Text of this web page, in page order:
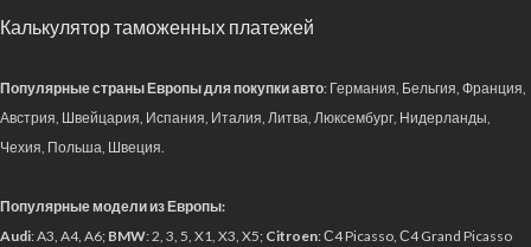
Калькулятор таможенных платежей
Популярные страны Европы для покупки авто: Германия, Бельгия, Франция,
Австрия, Швейцария, Испания, Италия, Литва, Люксембург, Нидерланды,
Чехия, Польша, Швеция.
Популярные модели из Европы:
Audi: A3, A4, A6; BMW: 2, 3, 5, X1, X3, X5; Citroen: С4 Picasso, С4 Grand Picasso